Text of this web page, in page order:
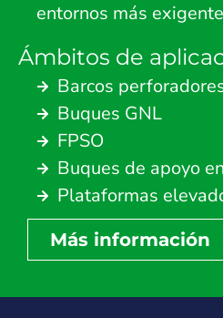
entornos más
Ámbitos de
Barcos
Buques GNL
FPSO
Buques de apoyo
Plataformas
Más información